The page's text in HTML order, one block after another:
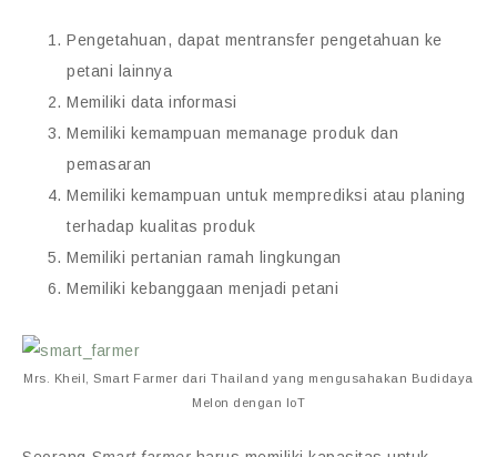
Pengetahuan, dapat mentransfer pengetahuan ke
petani lainnya
Memiliki data informasi
Memiliki kemampuan memanage produk dan
pemasaran
Memiliki kemampuan untuk memprediksi atau planing
terhadap kualitas produk
Memiliki pertanian ramah lingkungan
Memiliki kebanggaan menjadi petani
Mrs. Kheil, Smart Farmer dari Thailand yang mengusahakan Budidaya
Melon dengan IoT